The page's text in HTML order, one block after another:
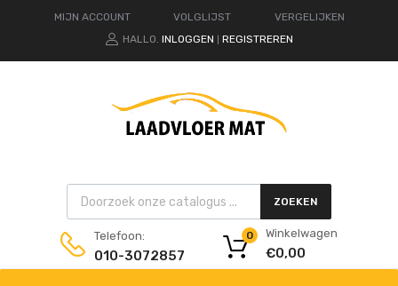
MIJN ACCOUNT VOLGLIJST
VERGELIJKEN
HALLO. INLOGGEN REGISTREREN
Products search ZOEKEN
Telefoon:
010-3072857
Winkelwagen
€0,00
0